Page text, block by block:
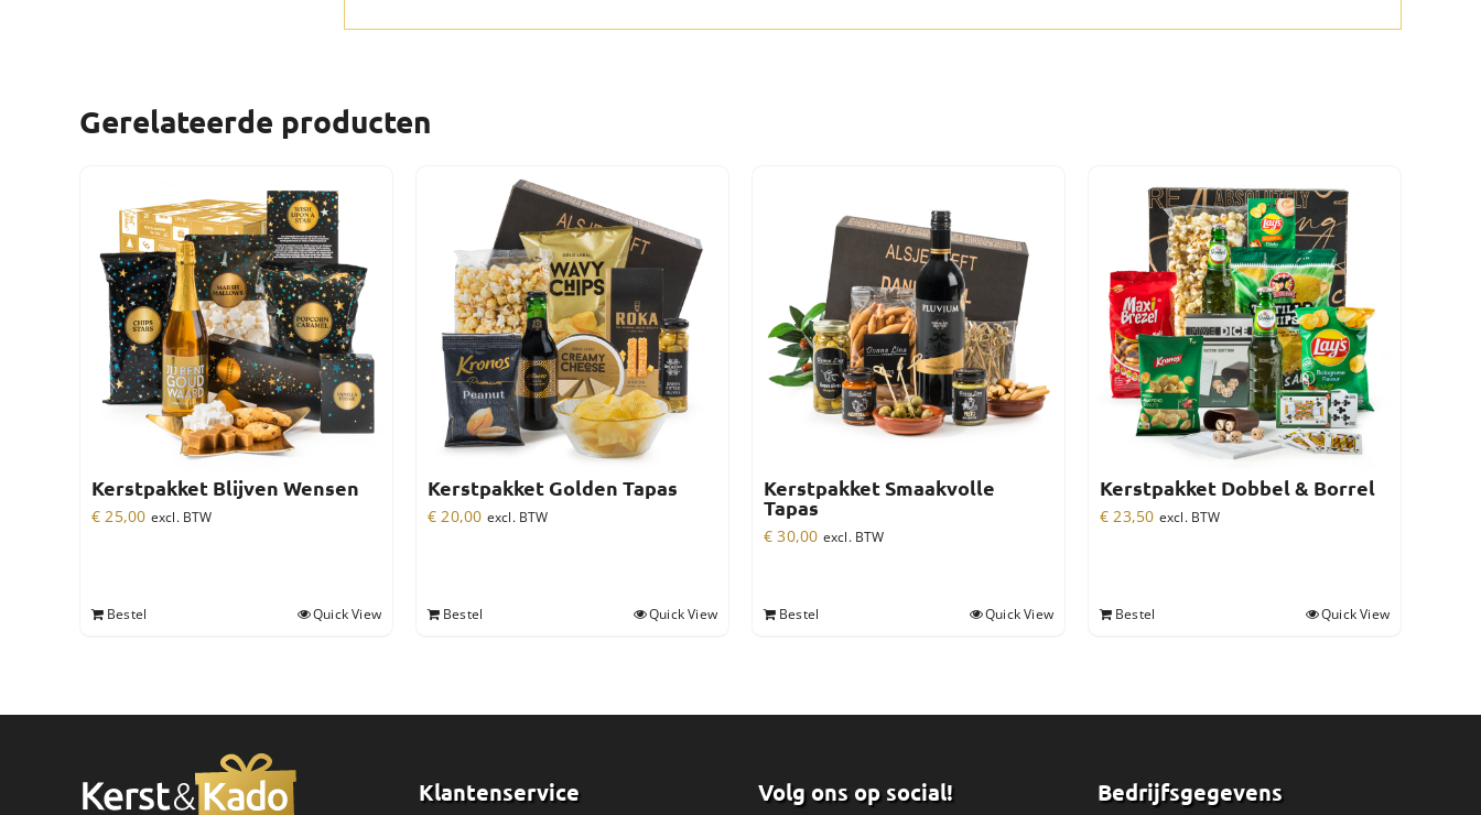
Gerelateerde producten
Kerstpakket Blijven Wensen
€ 25,00 excl. BTW
Bestel Quick View
Kerstpakket Golden Tapas
€ 20,00 excl. BTW
Bestel Quick View
Kerstpakket Smaakvolle
Tapas
€ 30,00 excl. BTW
Bestel Quick View
Kerstpakket Dobbel & Borrel
€ 23,50 excl. BTW
Bestel Quick View
Klantenservice Volg ons op social! Bedrijfsgegevens